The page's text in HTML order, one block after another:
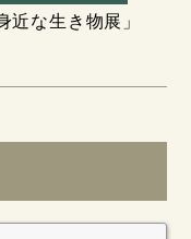
な生き物展」